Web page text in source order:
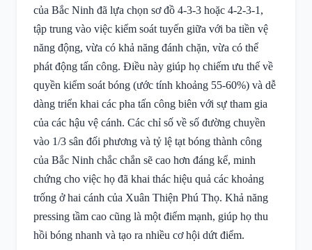
của Bắc Ninh đã lựa chọn sơ đồ 4-3-3 hoặc 4-2-3-1,
tập trung vào việc kiểm soát tuyến giữa với ba tiền vệ
năng động, vừa có khả năng đánh chặn, vừa có thể
phát động tấn công. Điều này giúp họ chiếm ưu thế về
quyền kiểm soát bóng (ước tính khoảng 55-60%) và dễ
dàng triển khai các pha tấn công biên với sự tham gia
của các hậu vệ cánh. Các chỉ số về số đường chuyền
vào 1/3 sân đối phương và tỷ lệ tạt bóng thành công
của Bắc Ninh chắc chắn sẽ cao hơn đáng kể, minh
chứng cho việc họ đã khai thác hiệu quả các khoảng
trống ở hai cánh của Xuân Thiện Phú Thọ. Khả năng
pressing tầm cao cũng là một điểm mạnh, giúp họ thu
hồi bóng nhanh và tạo ra nhiều cơ hội dứt điểm.